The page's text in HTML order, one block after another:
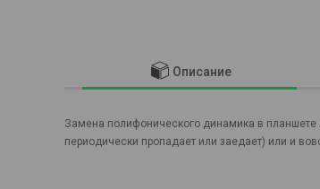
Описание
Замена полифонического динамика в планшете
периодически пропадает или заедает) или и